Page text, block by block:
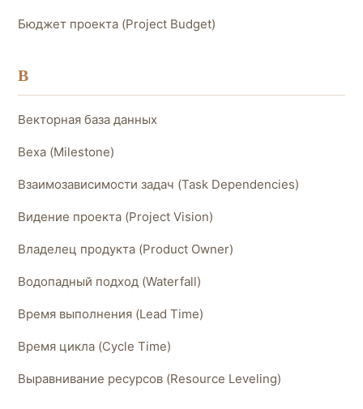
Бюджет проекта (Project Budget)
В
Векторная база данных
Веха (Milestone)
Взаимозависимости задач (Task Dependencies)
Видение проекта (Project Vision)
Владелец продукта (Product Owner)
Водопадный подход (Waterfall)
Время выполнения (Lead Time)
Время цикла (Cycle Time)
Выравнивание ресурсов (Resource Leveling)